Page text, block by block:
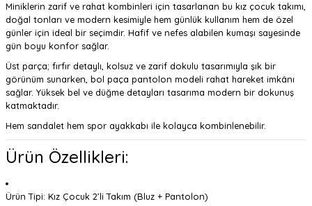
Miniklerin zarif ve rahat kombinleri için tasarlanan bu kız çocuk takımı,
doğal tonları ve modern kesimiyle hem günlük kullanım hem de özel
günler için ideal bir seçimdir. Hafif ve nefes alabilen kumaşı sayesinde
gün boyu konfor sağlar.
Üst parça; fırfır detaylı, kolsuz ve zarif dokulu tasarımıyla şık bir
görünüm sunarken, bol paça pantolon modeli rahat hareket imkânı
sağlar. Yüksek bel ve düğme detayları tasarıma modern bir dokunuş
katmaktadır.
Hem sandalet hem spor ayakkabı ile kolayca kombinlenebilir.
Ürün Özellikleri:
Ürün Tipi: Kız Çocuk 2’li Takım (Bluz + Pantolon)